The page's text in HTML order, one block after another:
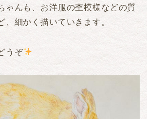
ゃんも、お洋服の杢模様などの質
、細かく描いていきます。
うぞ